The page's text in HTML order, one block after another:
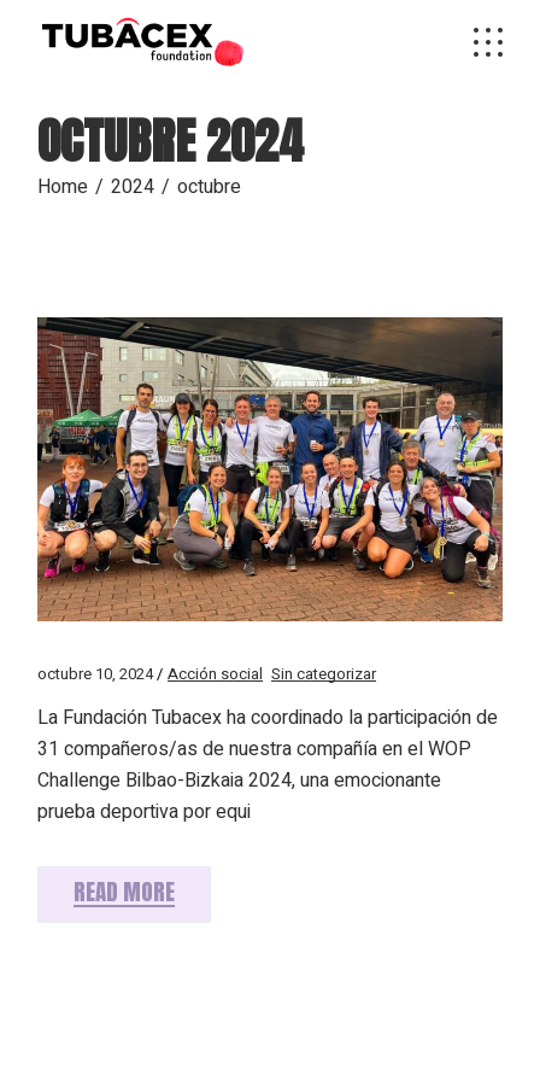
OCTUBRE 2024
Home 2024 octubre
octubre 10, 2024 Acción social Sin categorizar
La Fundación Tubacex ha coordinado la participación de
31 compañeros/as de nuestra compañía en el WOP
Challenge Bilbao-Bizkaia 2024, una emocionante
prueba deportiva por equi
READ MORE